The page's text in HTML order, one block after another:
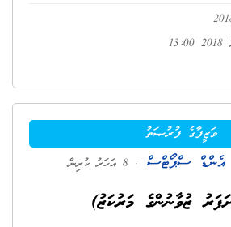
ވަޒީފާގެ ފުރުޞަތު
އެންޑް ސްޕޯޓްސް . 8 އަހަރު ކުރިން
ޒުވާނުންގެ މަރުކަޒު)